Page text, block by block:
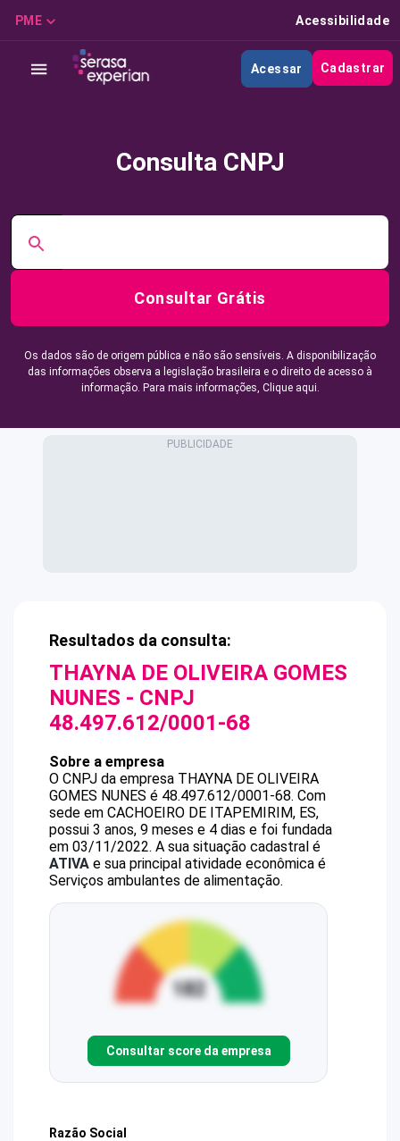
PME Acessibilidade
Acessar Cadastrar
Consulta CNPJ
Consultar Grátis
Os dados são de origem pública e não são sensíveis. A disponibilização
das informações observa a legislação brasileira e o direito de acesso à
informação. Para mais informações, Clique aqui.
Resultados da consulta:
THAYNA DE OLIVEIRA GOMES
NUNES - CNPJ
48.497.612/0001-68
Sobre a empresa
O CNPJ da empresa THAYNA DE OLIVEIRA
GOMES NUNES é 48.497.612/0001-68. Com
sede em CACHOEIRO DE ITAPEMIRIM, ES,
possui 3 anos, 9 meses e 4 dias e foi fundada
em 03/11/2022. A sua situação cadastral é
ATIVA e sua principal atividade econômica é
Serviços ambulantes de alimentação.
Consultar score da empresa
Razão Social